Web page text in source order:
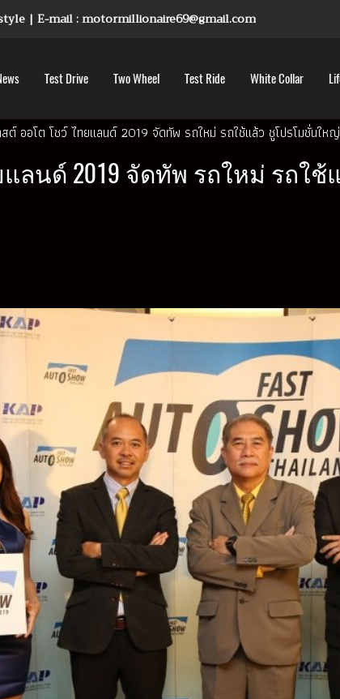
| E-mail : motormillionaire69@gmail.com
Test Drive Two Wheel Test Ride White Collar
ต์ ออโต โชว์ ไทยแลนด์ 2019 จัดทัพ รถใหม่ รถใช้แล้ว ชูโปรโมชั่นใหญ่
ลนด์ 2019 จัดทัพ รถใหม่ รถใ